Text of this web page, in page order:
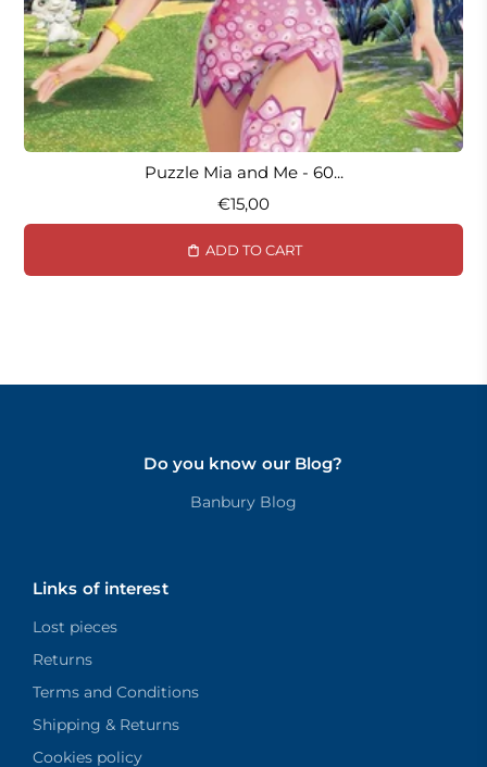
Puzzle Mia and Me - 60...
€15,00
ADD TO CART
Do you know our Blog?
Banbury Blog
Links of interest
Lost pieces
Returns
Terms and Conditions
Shipping & Returns
Cookies policy